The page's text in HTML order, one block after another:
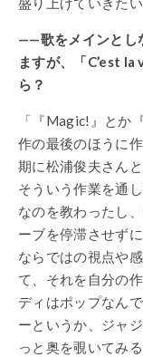
——歌をメインとし
ますが、「C’est
ら？
「『Magic!』とか
作の最後のほうに
期に松浦俊夫さん
そういう作業を通
なのを教わったし
ーブを停滞させず
ならではの視点や
て、それを自分の
ディはポップなん
ーというか、ジャ
っと奥を覗いてみ